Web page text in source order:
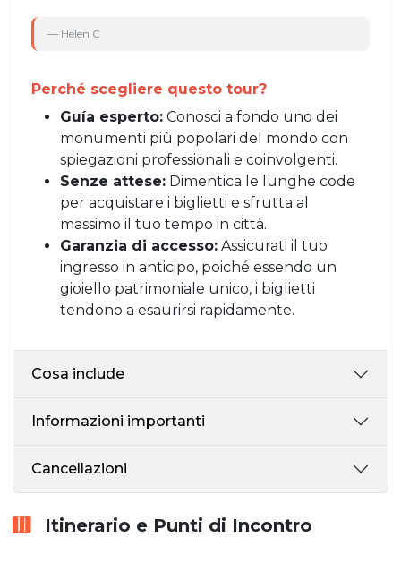
— Helen C
Perché scegliere questo tour?
Guía esperto: Conosci a fondo uno dei
monumenti più popolari del mondo con
spiegazioni professionali e coinvolgenti.
Senze attese: Dimentica le lunghe code
per acquistare i biglietti e sfrutta al
massimo il tuo tempo in città.
Garanzia di accesso: Assicurati il tuo
ingresso in anticipo, poiché essendo un
gioiello patrimoniale unico, i biglietti
tendono a esaurirsi rapidamente.
Cosa include
Informazioni importanti
Cancellazioni
Itinerario e Punti di Incontro